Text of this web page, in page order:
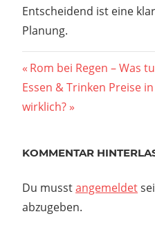
Entscheidend ist eine
Planung.
Vorheriger
Beitrag:
Rom bei Regen – Was
Nächster
Beitrag:
Essen & Trinken Preise
wirklich?
KOMMENTAR
Du musstangemeldet
abzugeben.